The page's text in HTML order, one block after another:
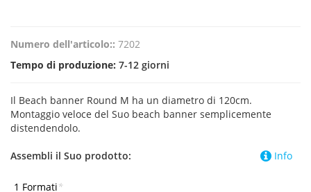
Numero dell'articolo:: 7202
Tempo di produzione: 7-12 giorni
Il Beach banner Round M ha un diametro di 120cm.
Montaggio veloce del Suo beach banner semplicemente
distendendolo.
Info
Assembli il Suo prodotto:
1 Formati*